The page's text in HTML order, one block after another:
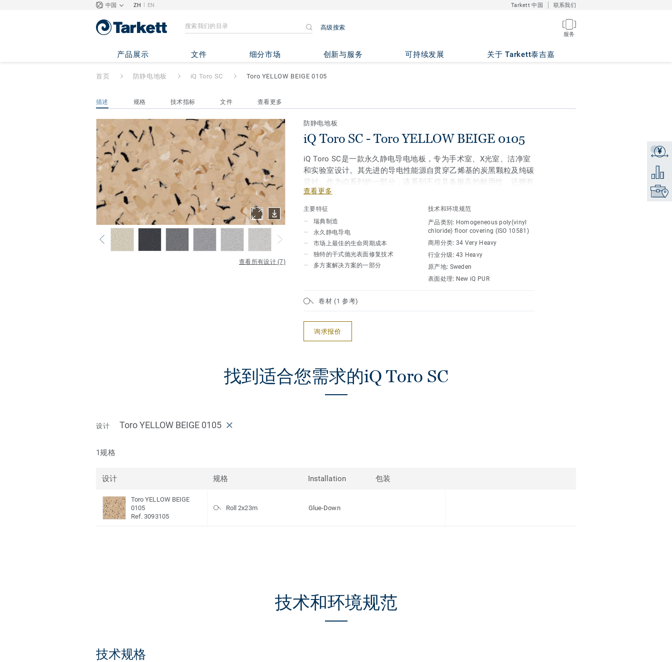
中国 ZH | EN Tarkett 中国 联系我们
高级搜索
服务
产品展示 文件 细分市场 创新与服务 可持续发展 关于 Tarkett泰吉嘉
iQ Toro SC - Toro YELLOW BEIGE 0105
¥
获取报
添加到
找到销
首页 防静电地板 iQ Toro SC Toro YELLOW BEIGE 0105
描述 规格 技术指标 文件 查看更多
查看所有设计 (7)
防静电地板
iQ Toro SC - Toro YELLOW BEIGE 0105
iQ Toro SC是一款永久静电导电地板，专为手术室、X光室、洁净室
和实验室设计。其先进的导电性能源自贯穿乙烯基的炭黑颗粒及纯碳
背衬。作为iQ系列的一部分，该系列不仅具备极高的耐用性，还拥有
卓越的耐磨、耐污渍和耐刮擦性能，适用于高流量区域。颜色与我们
iQ系列的其他产品及配件协调统一。
查看更多
主要特征
瑞典制造
永久静电导电
市场上最佳的生命周期成本
独特的干式抛光表面修复技术
多方案解决方案的一部分
技术和环境规范
产品类别: Homogeneous poly(vinyl
chloride) floor covering (ISO 10581)
商用分类: 34 Very Heavy
行业分级: 43 Heavy
原产地: Sweden
表面处理: New iQ PUR
卷材 (1 参考)
询求报价
找到适合您需求的iQ Toro SC
设计 Toro YELLOW BEIGE 0105
1规格
设计 规格 Installation 包装
Toro YELLOW BEIGE
0105
Ref. 3093105
Roll 2x23m Glue-Down
技术和环境规范
技术规格